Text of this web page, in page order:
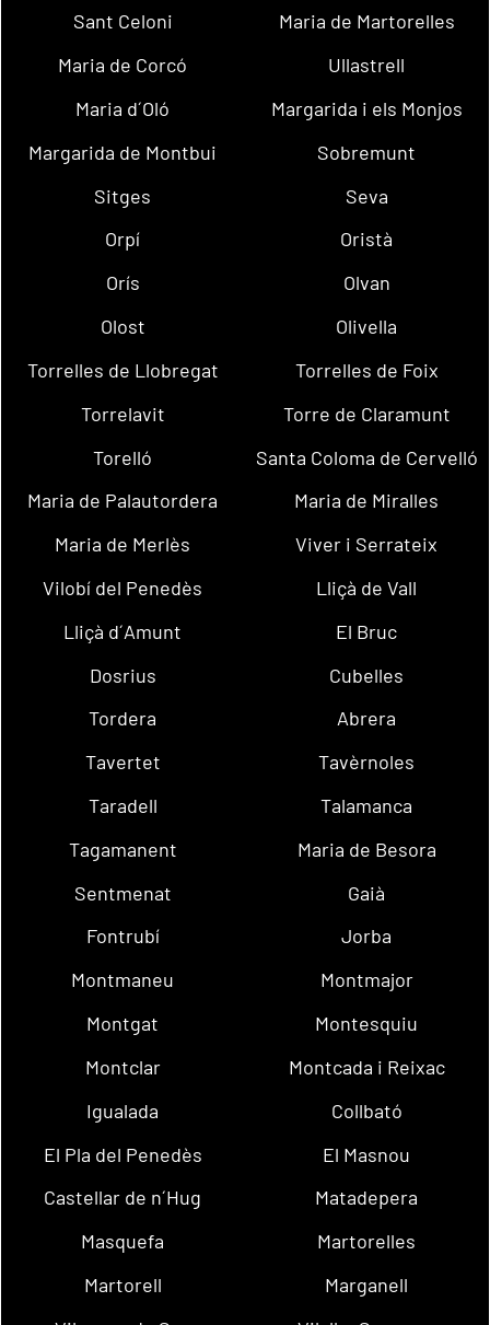
Sant Celoni
Maria de Martorelles
Maria de Corcó
Ullastrell
Maria d´Oló
Margarida i els Monjos
Margarida de Montbui
Sobremunt
Sitges
Seva
Orpí
Oristà
Orís
Olvan
Olost
Olivella
Torrelles de Llobregat
Torrelles de Foix
Torrelavit
Torre de Claramunt
Torelló
Santa Coloma de Cervelló
Maria de Palautordera
Maria de Miralles
Maria de Merlès
Viver i Serrateix
Vilobí del Penedès
Lliçà de Vall
Lliçà d´Amunt
El Bruc
Dosrius
Cubelles
Tordera
Abrera
Tavertet
Tavèrnoles
Taradell
Talamanca
Tagamanent
Maria de Besora
Sentmenat
Gaià
Fontrubí
Jorba
Montmaneu
Montmajor
Montgat
Montesquiu
Montclar
Montcada i Reixac
Igualada
Collbató
El Pla del Penedès
El Masnou
Castellar de n´Hug
Matadepera
Masquefa
Martorelles
Martorell
Marganell